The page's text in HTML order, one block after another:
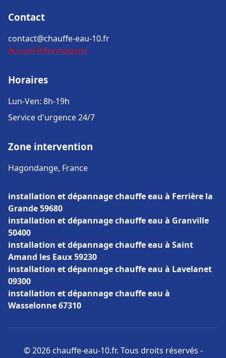
Contact
contact@chauffe-eau-10.fr
Accueil Informations
Horaires
Lun-Ven: 8h-19h
Service d'urgence 24/7
Zone intervention
Hagondange, France
installation et dépannage chauffe eau à Ferrière la
Grande 59680
installation et dépannage chauffe eau à Granville
50400
installation et dépannage chauffe eau à Saint
Amand les Eaux 59230
installation et dépannage chauffe eau à Lavelanet
09300
installation et dépannage chauffe eau à
Wasselonne 67310
© 2026 chauffe-eau-10.fr. Tous droits réservés -